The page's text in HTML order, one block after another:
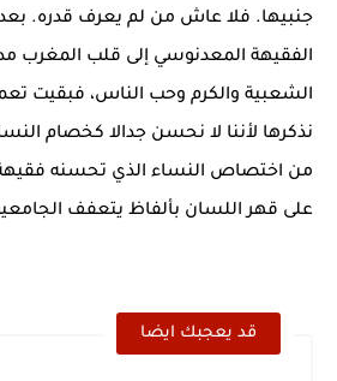
جنبيها. فلا عاش من لم يعرف قدره.
الفقيهة المعدنوسي إلى قلب المغرب
الشعبية والكرم وحب الناس، فبقيت
نذكرها لأننا لا نحسن جدالا كخصام
من اختصاص النساء الذي تحسنه فقيهة
على قهر اللسان بألفاظ يتعفف
قد يعجبك ايضا